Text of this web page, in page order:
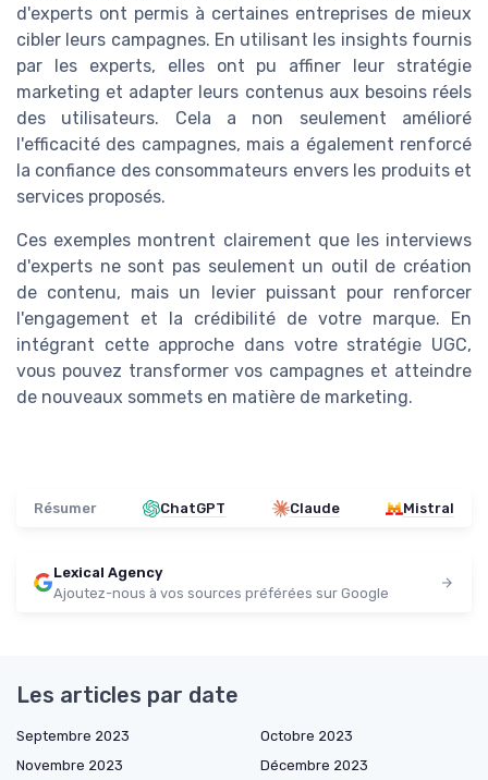
d'experts ont permis à certaines entreprises de mieux
cibler leurs campagnes. En utilisant les insights fournis
par les experts, elles ont pu affiner leur stratégie
marketing et adapter leurs contenus aux besoins réels
des utilisateurs. Cela a non seulement amélioré
l'efficacité des campagnes, mais a également renforcé
la confiance des consommateurs envers les produits et
services proposés.
Ces exemples montrent clairement que les interviews
d'experts ne sont pas seulement un outil de création
de contenu, mais un levier puissant pour renforcer
l'engagement et la crédibilité de votre marque. En
intégrant cette approche dans votre stratégie UGC,
vous pouvez transformer vos campagnes et atteindre
de nouveaux sommets en matière de marketing.
Résumer ChatGPT Claude Mistral
Lexical Agency
Ajoutez-nous à vos sources préférées sur Google
Les articles par date
Septembre 2023
Octobre 2023
Novembre 2023
Décembre 2023